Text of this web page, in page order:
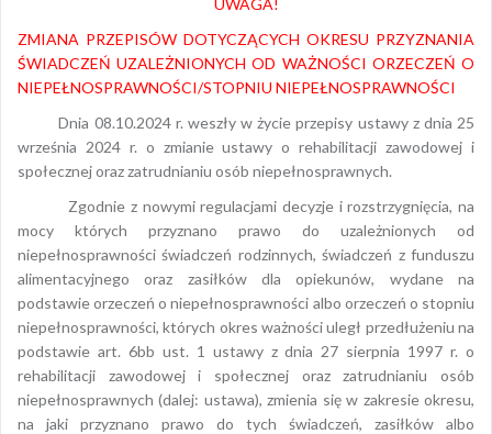
ZMIANA PRZEPISÓW DOTYCZĄCYCH OKRESU PRZYZNANIA
ŚWIADCZEŃ UZALEŻNIONYCH OD WAŻNOŚCI ORZECZEŃ O
NIEPEŁNOSPRAWNOŚCI/STOPNIU NIEPEŁNOSPRAWNOŚCI
Dnia 08.10.2024 r. weszły w życie przepisy ustawy z dnia 25
września 2024 r. o zmianie ustawy o rehabilitacji zawodowej i
społecznej oraz zatrudnianiu osób niepełnosprawnych.
Zgodnie z nowymi regulacjami decyzje i rozstrzygnięcia, na
mocy których przyznano prawo do uzależnionych od
niepełnosprawności świadczeń rodzinnych, świadczeń z funduszu
alimentacyjnego oraz zasiłków dla opiekunów, wydane na
podstawie orzeczeń o niepełnosprawności albo orzeczeń o stopniu
niepełnosprawności, których okres ważności uległ przedłużeniu na
podstawie art. 6bb ust. 1 ustawy z dnia 27 sierpnia 1997 r. o
rehabilitacji zawodowej i społecznej oraz zatrudnianiu osób
niepełnosprawnych (dalej: ustawa), zmienia się w zakresie okresu,
na jaki przyznano prawo do tych świadczeń, zasiłków albo